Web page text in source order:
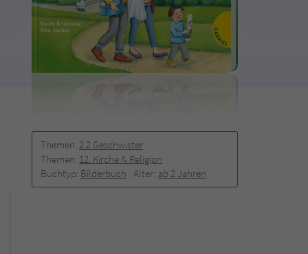
Themen: 2.2 Geschwister
Themen: 12. Kirche & Religion
Buchtyp: Bilderbuch Alter: ab 2 Jahren